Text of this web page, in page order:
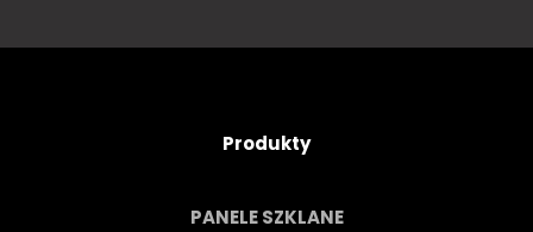
NATURA ZŁOTO
Produkty
PANELE SZKLANE